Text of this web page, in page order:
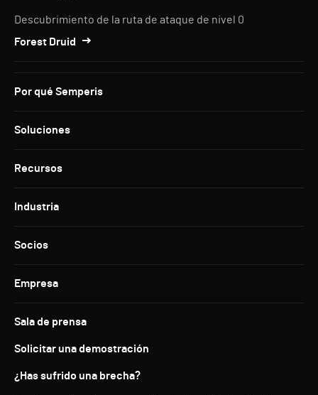
Descubrimiento de la ruta de ataque de nivel 0
Forest Druid
Por qué Semperis
Soluciones
Recursos
Industria
Socios
Empresa
Sala de prensa
Solicitar una demostración
¿Has sufrido una brecha?